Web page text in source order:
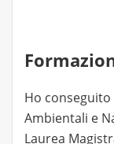
Ho conseguito
Ambientali e
Laurea